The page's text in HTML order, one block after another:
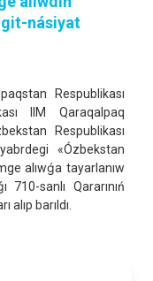
násiyat
Respublikası
IIM Qaraqalpaq
Respublikası
«Ózbekstan
alıwǵa tayarlanıw
710-sanlı Qararınıń
alıp barıldı.